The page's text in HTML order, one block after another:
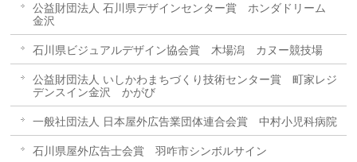
公益財団法人 石川県デザインセンター賞 ホンダドリーム
金沢
石川県ビジュアルデザイン協会賞 木場潟 カヌー競技場
公益財団法人 いしかわまちづくり技術センター賞 町家レジ
デンスイン金沢 かがび
一般社団法人 日本屋外広告業団体連合会賞 中村小児科病院
石川県屋外広告士会賞 羽咋市シンボルサイン